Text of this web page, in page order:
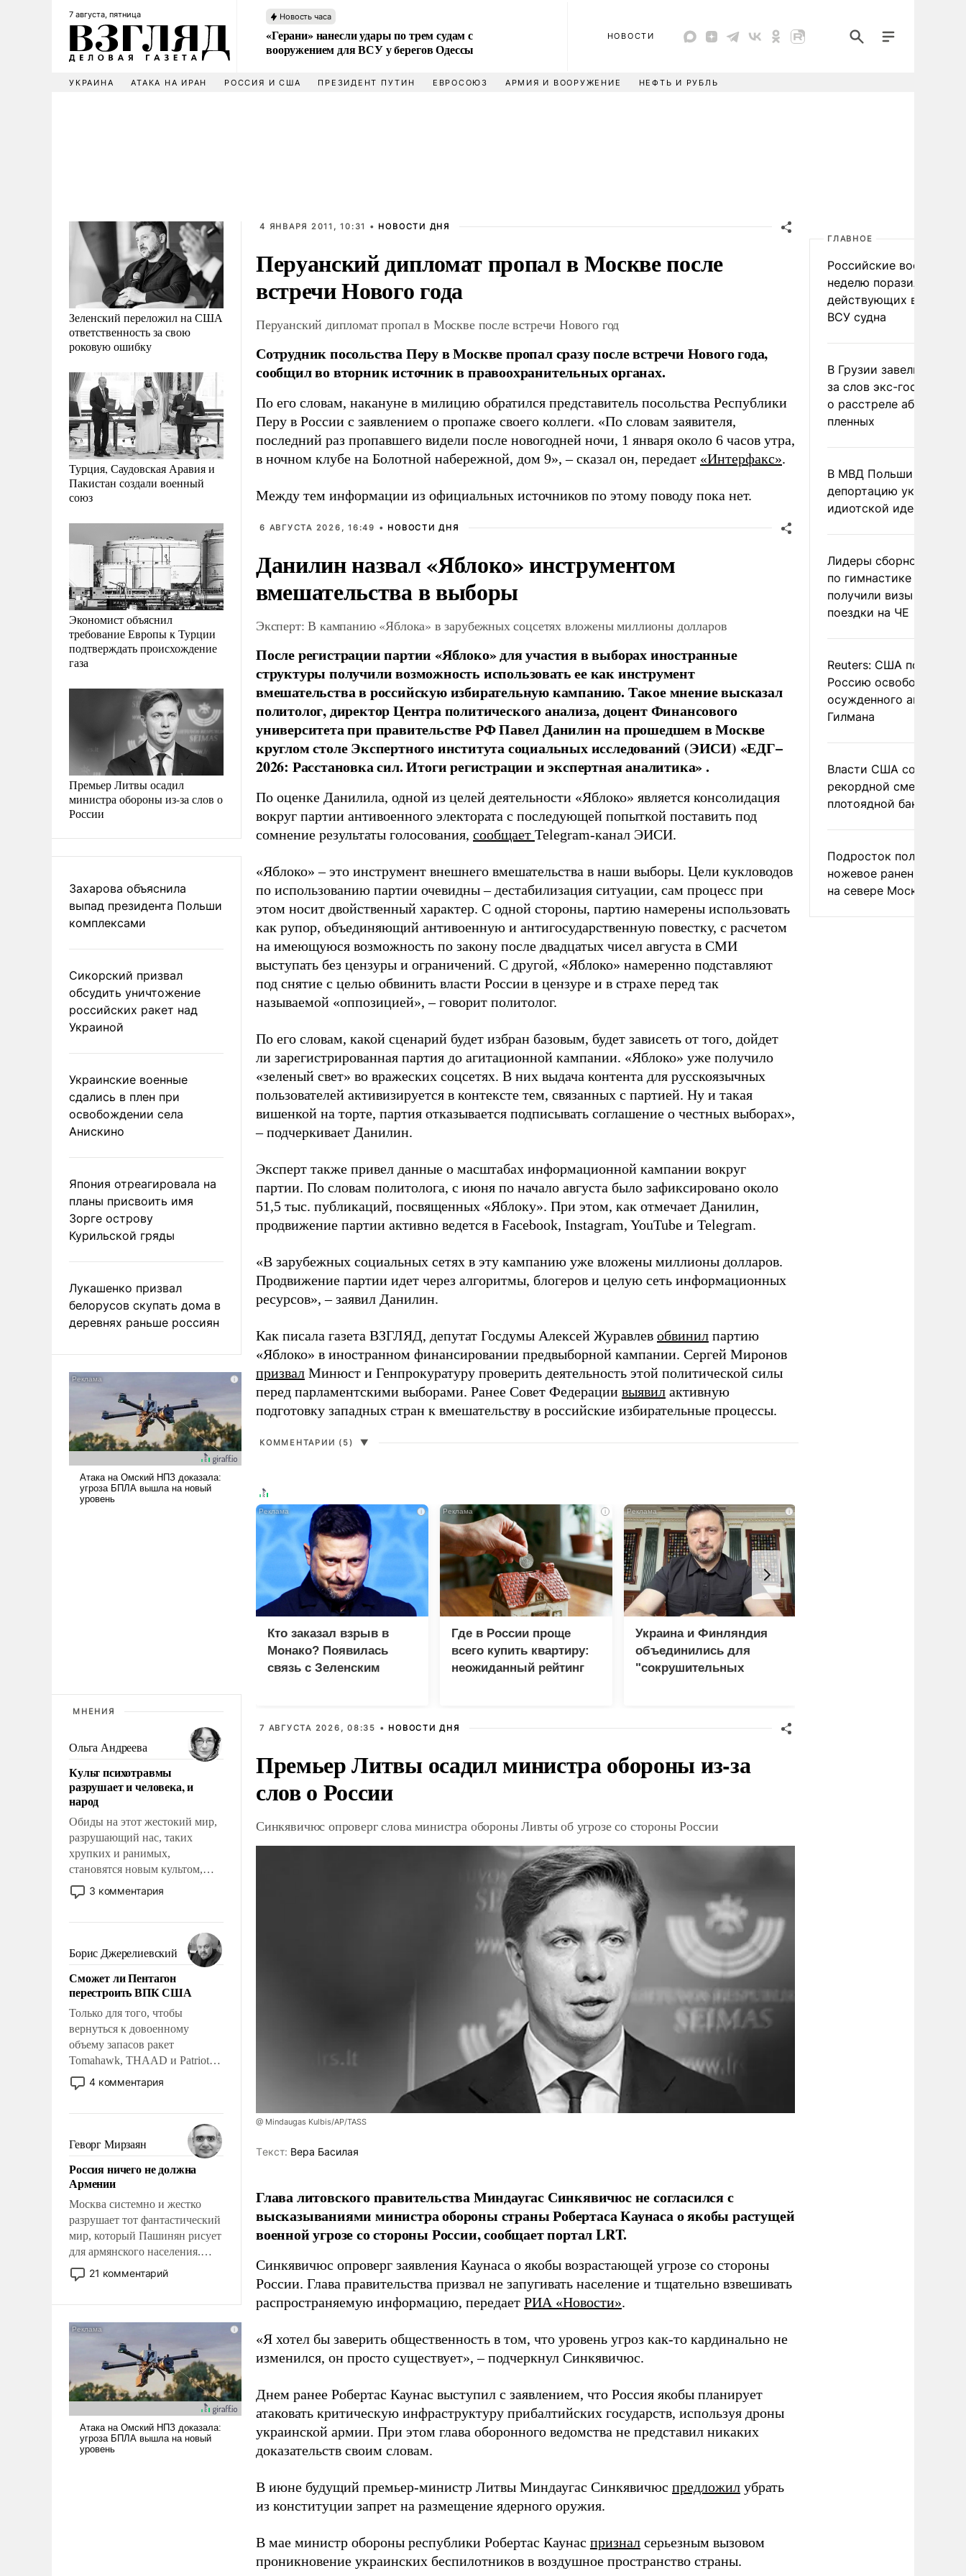
7 августа, пятница Новость часа
«Герани» нанесли удары по трем судам с
вооружением для ВСУ у берегов Одессы
НОВОСТИ
УКРАИНА АТАКА НА ИРАН РОССИЯ И США ПРЕЗИДЕНТ ПУТИН ЕВРОСОЮЗ АРМИЯ И ВООРУЖЕНИЕ НЕФТЬ И РУБЛЬ
Зеленский переложил на США
ответственность за свою
роковую ошибку
Турция, Саудовская Аравия и
Пакистан создали военный
союз
Экономист объяснил
требование Европы к Турции
подтверждать происхождение
газа
Премьер Литвы осадил
министра обороны из-за слов о
России
Захарова объяснила
выпад президента Польши
комплексами
Сикорский призвал
обсудить уничтожение
российских ракет над
Украиной
Украинские военные
сдались в плен при
освобождении села
Анискино
Япония отреагировала на
планы присвоить имя
Зорге острову
Курильской гряды
Лукашенко призвал
белорусов скупать дома в
деревнях раньше россиян
МНЕНИЯ
Ольга Андреева
Культ психотравмы
разрушает и человека, и
народ
Обиды на этот жестокий мир,
разрушающий нас, таких
хрупких и ранимых,
становятся новым культом,
постепенно вытесняя и
отменяя традиционное
мужественным и твердым под
ударами судьбы, брать на себя
ответственность, помогать
слабым, идти вперед и
адаптироваться.
3 комментария
Борис Джерелиевский
Сможет ли Пентагон
перестроить ВПК США
Только для того, чтобы
вернуться к довоенному
объему запасов ракет
Tomahawk, THAAD и Patriot
США потребуется более трех
лет. Даже небольшая война с
Сложившаяся ситуация
означает многолетний период
уязвимости США, например,
перед Китаем.
4 комментария
Геворг Мирзаян
Россия ничего не должна
Армении
Москва системно и жестко
разрушает тот фантастический
мир, который Пашинян рисует
для армянского населения.
Мир, где политические
прожекты будут безусловно
налогоплательщиков и где
Еревану за свои поступки не
нужно отвечать.
21 комментарий
4 ЯНВАРЯ 2011, 10:31 • НОВОСТИ ДНЯ
Перуанский дипломат пропал в Москве после
встречи Нового года
Перуанский дипломат пропал в Москве после встречи Нового год
Сотрудник посольства Перу в Москве пропал сразу после встречи Нового года,
сообщил во вторник источник в правоохранительных органах.
По его словам, накануне в милицию обратился представитель посольства Республики
Перу в России с заявлением о пропаже своего коллеги. «По словам заявителя,
последний раз пропавшего видели после новогодней ночи, 1 января около 6 часов утра,
в ночном клубе на Болотной набережной, дом 9», – сказал он, передает «Интерфакс».
Между тем информации из официальных источников по этому поводу пока нет.
6 АВГУСТА 2026, 16:49 • НОВОСТИ ДНЯ
Данилин назвал «Яблоко» инструментом
вмешательства в выборы
Эксперт: В кампанию «Яблока» в зарубежных соцсетях вложены миллионы долларов
После регистрации партии «Яблоко» для участия в выборах иностранные
структуры получили возможность использовать ее как инструмент
вмешательства в российскую избирательную кампанию. Такое мнение высказал
политолог, директор Центра политического анализа, доцент Финансового
университета при правительстве РФ Павел Данилин на прошедшем в Москве
круглом столе Экспертного института социальных исследований (ЭИСИ) «ЕДГ–
2026: Расстановка сил. Итоги регистрации и экспертная аналитика» .
По оценке Данилила, одной из целей деятельности «Яблоко» является консолидация
вокруг партии антивоенного электората с последующей попыткой поставить под
сомнение результаты голосования, сообщает Telegram-канал ЭИСИ.
«Яблоко» – это инструмент внешнего вмешательства в наши выборы. Цели кукловодов
по использованию партии очевидны – дестабилизация ситуации, сам процесс при
этом носит двойственный характер. С одной стороны, партию намерены использовать
как рупор, объединяющий антивоенную и антигосударственную повестку, с расчетом
на имеющуюся возможность по закону после двадцатых чисел августа в СМИ
выступать без цензуры и ограничений. С другой, «Яблоко» намеренно подставляют
под снятие с целью обвинить власти России в цензуре и в страхе перед так
называемой «оппозицией», – говорит политолог.
По его словам, какой сценарий будет избран базовым, будет зависеть от того, дойдет
ли зарегистрированная партия до агитационной кампании. «Яблоко» уже получило
«зеленый свет» во вражеских соцсетях. В них выдача контента для русскоязычных
пользователей активизируется в контексте тем, связанных с партией. Ну и такая
вишенкой на торте, партия отказывается подписывать соглашение о честных выборах»,
– подчеркивает Данилин.
Эксперт также привел данные о масштабах информационной кампании вокруг
партии. По словам политолога, с июня по начало августа было зафиксировано около
51,5 тыс. публикаций, посвященных «Яблоку». При этом, как отмечает Данилин,
продвижение партии активно ведется в Facebook, Instagram, YouTube и Telegram.
«В зарубежных социальных сетях в эту кампанию уже вложены миллионы долларов.
Продвижение партии идет через алгоритмы, блогеров и целую сеть информационных
ресурсов», – заявил Данилин.
Как писала газета ВЗГЛЯД, депутат Госдумы Алексей Журавлев обвинил партию
«Яблоко» в иностранном финансировании предвыборной кампании. Сергей Миронов
призвал Минюст и Генпрокуратуру проверить деятельность этой политической силы
перед парламентскими выборами. Ранее Совет Федерации выявил активную
подготовку западных стран к вмешательству в российские избирательные процессы.
КОММЕНТАРИИ (5) ▼
i
Кто заказал взрыв в
Монако? Появилась
связь с Зеленским
i
Где в России проще
всего купить квартиру:
неожиданный рейтинг
i
Украина и Финляндия
объединились для
"сокрушительных
7 АВГУСТА 2026, 08:35 • НОВОСТИ ДНЯ
Премьер Литвы осадил министра обороны из-за
слов о России
Синкявичюс опроверг слова министра обороны Ливты об угрозе со стороны России
@ Mindaugas Kulbis/AP/TASS
Tекст: Вера Басилая
Глава литовского правительства Миндаугас Синкявичюс не согласился с
высказываниями министра обороны страны Робертаса Каунаса о якобы растущей
военной угрозе со стороны России, сообщает портал LRT.
Синкявичюс опроверг заявления Каунаса о якобы возрастающей угрозе со стороны
России. Глава правительства призвал не запугивать население и тщательно взвешивать
распространяемую информацию, передает РИА «Новости».
«Я хотел бы заверить общественность в том, что уровень угроз как-то кардинально не
изменился, он просто существует», – подчеркнул Синкявичюс.
Днем ранее Робертас Каунас выступил с заявлением, что Россия якобы планирует
атаковать критическую инфраструктуру прибалтийских государств, используя дроны
украинской армии. При этом глава оборонного ведомства не представил никаких
доказательств своим словам.
В июне будущий премьер-министр Литвы Миндаугас Синкявичюс предложил убрать
из конституции запрет на размещение ядерного оружия.
В мае министр обороны республики Робертас Каунас признал серьезным вызовом
проникновение украинских беспилотников в воздушное пространство страны.
ГЛАВНОЕ
Российские военные за
неделю поразили 34
действующих в
ВСУ судна
В Грузии завели дело
за слов экс-
о расстреле абхазских
пленных
В МВД Польши назвали
депортацию украинцев
идиотской идеей
Лидеры сборной
по гимнастике не
получили визы для
поездки на ЧЕ
Reuters: США
Россию освободить
осужденного
Гилмана
Власти США сообщили
рекордной смертности
плотоядной бактерии
Подросток получил
ножевое ранение в
на севере Москвы